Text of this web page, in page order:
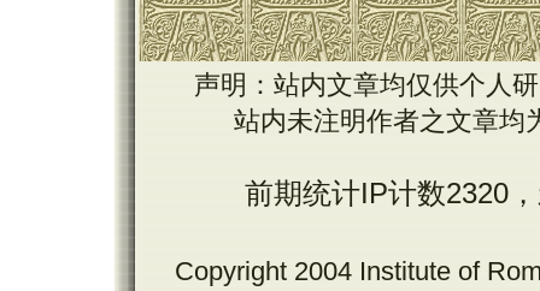
声明：站内文章均仅供个人
站内未注明作者之文章均
前期统计IP计数2320
Copyright 2004 Institute of